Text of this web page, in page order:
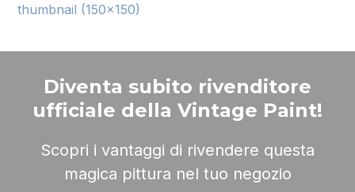
thumbnail (150x150)
Diventa subito rivenditore
ufficiale della Vintage Paint!
Scopri i vantaggi di rivendere questa
magica pittura nel tuo negozio